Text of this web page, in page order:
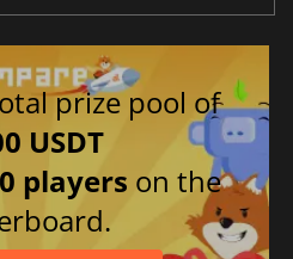
prize pool of
USDT
players on the